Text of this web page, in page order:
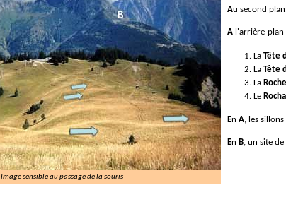
Image sensible au passage de la souris
Au second
A l'arrière-plan
La Tête
La Tête
La
Le
En A , les
En B , un site de